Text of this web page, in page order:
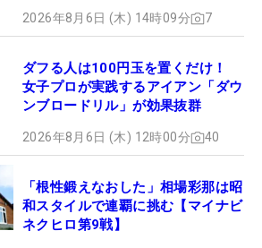
2026年8月6日 (木) 14時09分 7
ダフる人は100円玉を置くだけ！
女子プロが実践するアイアン「ダウ
ンブロードリル」が効果抜群
2026年8月6日 (木) 12時00分 40
「根性鍛えなおした」相場彩那は昭
和スタイルで連覇に挑む【マイナビ
ネクヒロ第9戦】